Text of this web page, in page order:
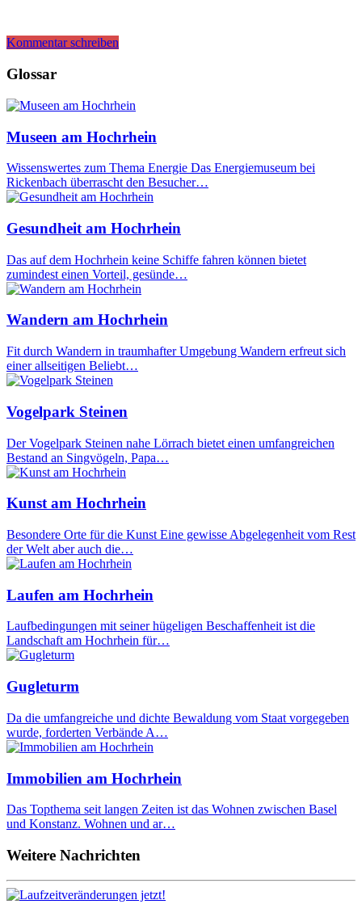
Kommentar schreiben
Glossar
Museen am Hochrhein
Wissenswertes zum Thema Energie Das Energiemuseum bei
Rickenbach überrascht den Besucher…
Gesundheit am Hochrhein
Das auf dem Hochrhein keine Schiffe fahren können bietet
zumindest einen Vorteil, gesünde…
Wandern am Hochrhein
Fit durch Wandern in traumhafter Umgebung Wandern erfreut sich
einer allseitigen Beliebt…
Vogelpark Steinen
Der Vogelpark Steinen nahe Lörrach bietet einen umfangreichen
Bestand an Singvögeln, Papa…
Kunst am Hochrhein
Besondere Orte für die Kunst Eine gewisse Abgelegenheit vom Rest
der Welt aber auch die…
Laufen am Hochrhein
Laufbedingungen mit seiner hügeligen Beschaffenheit ist die
Landschaft am Hochrhein für…
Gugleturm
Da die umfangreiche und dichte Bewaldung vom Staat vorgegeben
wurde, forderten Verbände A…
Immobilien am Hochrhein
Das Topthema seit langen Zeiten ist das Wohnen zwischen Basel
und Konstanz. Wohnen und ar…
Weitere Nachrichten